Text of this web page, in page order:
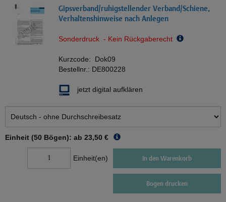
Gipsverband/ruhigstellender Verband/Schiene,
Verhaltenshinweise nach Anlegen
Sonderdruck - Kein Rückgaberecht
Kurzcode: Dok09
Bestellnr.: DE800228
jetzt digital aufklären
Einheit (50 Bögen): ab 23,50 €
Einheit(en) In den Warenkorb
Bogen drucken